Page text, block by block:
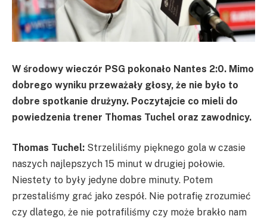
W środowy wieczór PSG pokonało Nantes 2:0. Mimo
dobrego wyniku przeważały głosy, że nie było to
dobre spotkanie drużyny. Poczytajcie co mieli do
powiedzenia trener Thomas Tuchel oraz zawodnicy.
Thomas Tuchel: Strzeliliśmy pięknego gola w czasie
naszych najlepszych 15 minut w drugiej połowie.
Niestety to były jedyne dobre minuty. Potem
przestaliśmy grać jako zespół. Nie potrafię zrozumieć
czy dlatego, że nie potrafiliśmy czy może brakło nam